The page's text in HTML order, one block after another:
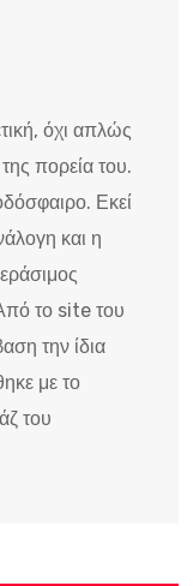
όχι απλώς
πορεία του.
Εκεί
και η
το site του
την ίδια
με το
του